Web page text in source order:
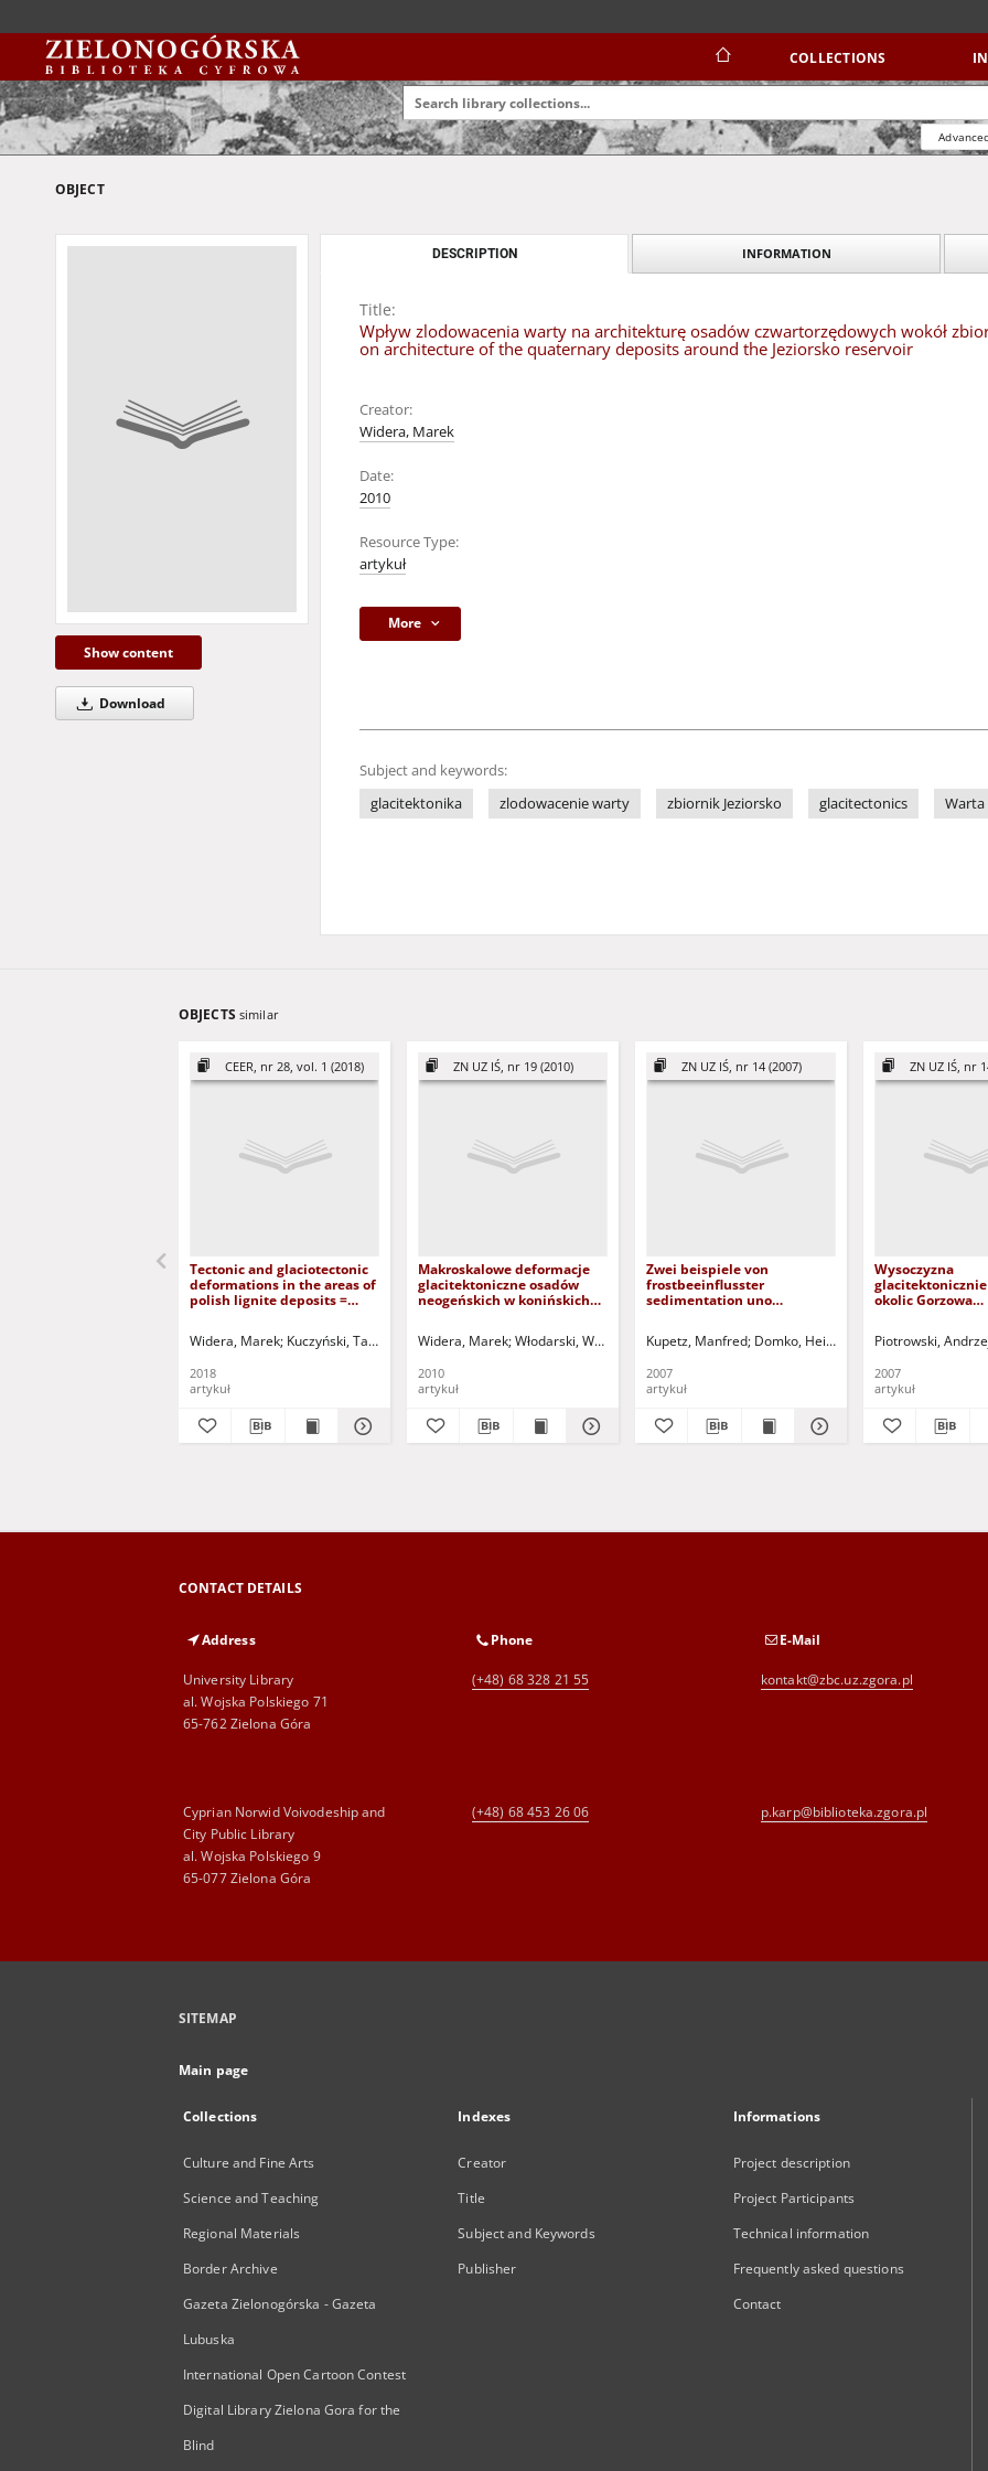
COLLECTIONS
OBJECT
Show content
Download
DESCRIPTION INFORMATION
Title:
Wpływ zlodowacenia warty na architekturę osadów czwartorzędowych wokół
on architecture of the quaternary deposits around the Jeziorsko reservoir
Creator:
Widera, Marek
Date:
2010
Resource Type:
artykuł
More
Subject and keywords:
glacitektonika
zlodowacenie warty zbiornik Jeziorsko glacitectonics Warta
OBJECTS similar
CEER, nr 28, vol. 1 (2018)
Tectonic and glaciotectonic
deformations in the areas of
polish lignite deposits =
na obszarach polskich złóż
Widera, Marek Kuczyński, Tadeusz - red.
2018
artykuł
ZN UZ IŚ, nr 19 (2010)
Makroskalowe deformacje
glacitektoniczne osadów
neogeńskich w konińskich
glacitectonic deformations
the Konin lignite open-casts
Widera, Marek Włodarski, Wojciech Greinert, Andrzej - red. Gontaszewska-Piekarz,
2010
artykuł
ZN UZ IŚ, nr 14 (2007)
Zwei beispiele von
frostbeeinflusster
sedimentation uno
= Two examples of frost
and deformation in outcrops
of a brown coal open cast
Kupetz, Manfred Domko, Heidrun Gontaszewska-
2007
artykuł
ZN UZ IŚ, nr
Wysoczyzna
okolic Gorzowa
Piotrowski,
2007
artykuł
CONTACT DETAILS
Address
University Library
al. Wojska Polskiego 71
65-762 Zielona Góra
Phone
(+48) 68 328 21 55
E-Mail
kontakt@zbc.uz.zgora.pl
Cyprian Norwid Voivodeship and
City Public Library
al. Wojska Polskiego 9
65-077 Zielona Góra
(+48) 68 453 26 06 p.karp@biblioteka.zgora.pl
SITEMAP
Main page
Collections
Culture and Fine Arts
Science and Teaching
Regional Materials
Border Archive
Gazeta Zielonogórska - Gazeta
Lubuska
International Open Cartoon Contest
Digital Library Zielona Gora for the
Blind
Indexes
Creator
Title
Subject and Keywords
Publisher
Informations
Project description
Project Participants
Technical information
Frequently asked questions
Contact